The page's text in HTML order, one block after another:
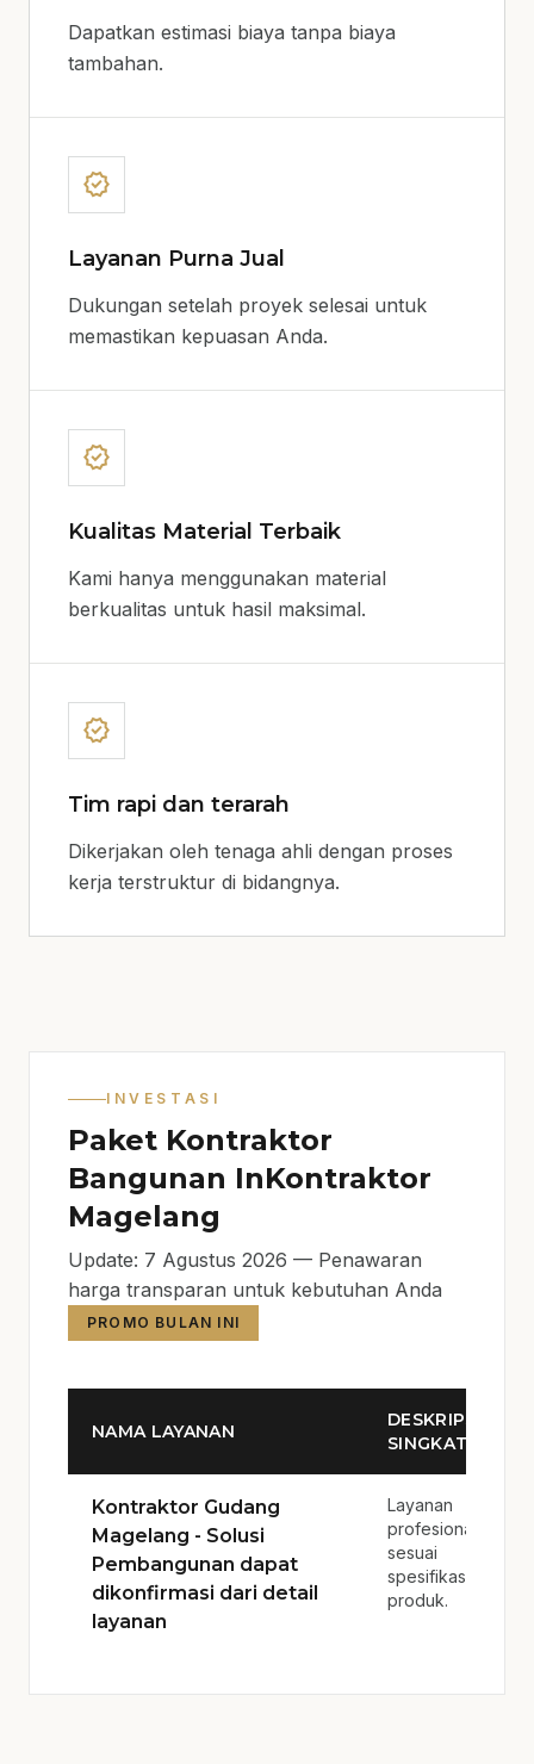
Dapatkan estimasi biaya tanpa biaya
tambahan.
verified
Layanan Purna Jual
Dukungan setelah proyek selesai untuk
memastikan kepuasan Anda.
verified
Kualitas Material Terbaik
Kami hanya menggunakan material
berkualitas untuk hasil maksimal.
verified
Tim rapi dan terarah
Dikerjakan oleh tenaga ahli dengan proses
kerja terstruktur di bidangnya.
INVESTASI
Paket Kontraktor
Bangunan InKontraktor
Magelang
Update: 7 Agustus 2026 — Penawaran
harga transparan untuk kebutuhan Anda
PROMO BULAN INI
NAMA LAYANAN
DESKRIPSI
SINGKAT
Kontraktor Gudang
Magelang - Solusi
Pembangunan dapat
dikonfirmasi dari detail
layanan
Layanan
profesional
sesuai
spesifikasi
produk.